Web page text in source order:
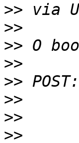
>>
>>
>>
>>
>>
>>
>>
>>